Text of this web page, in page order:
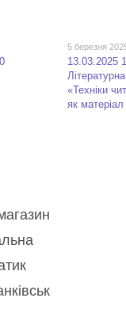
5 березня
13.03.2025
«Техніки
як матеріал